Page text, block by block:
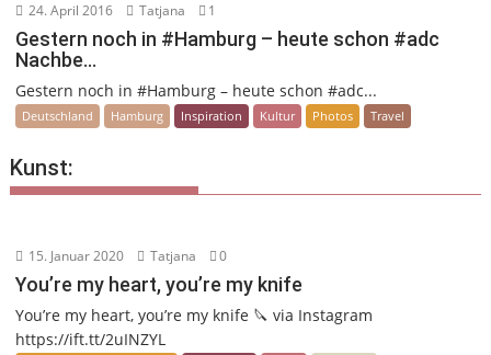
24. April 2016 Tatjana 1
Gestern noch in #Hamburg – heute schon #adc
Nachbe…
Gestern noch in #Hamburg – heute schon #adc...
Deutschland Hamburg Inspiration Kultur Photos Travel
Kunst:
15. Januar 2020 Tatjana 0
You’re my heart, you’re my knife
You’re my heart, you’re my knife 🔪 via Instagram
https://ift.tt/2uINZYL